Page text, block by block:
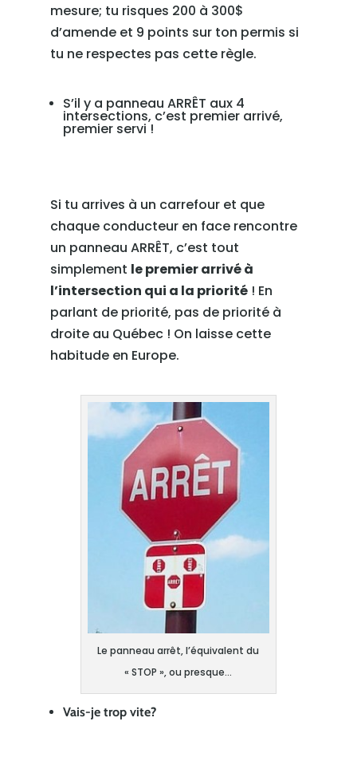
mesure; tu risques 200 à 300$
d’amende et 9 points sur ton permis si
tu ne respectes pas cette règle.
S’il y a panneau ARRÊT aux 4
intersections, c’est premier arrivé,
premier servi !
Si tu arrives à un carrefour et que
chaque conducteur en face rencontre
un panneau ARRÊT, c’est tout
simplement le premier arrivé à
l’intersection qui a la priorité! En
parlant de priorité, pas de priorité à
droite au Québec ! On laisse cette
habitude en Europe.
Le panneau arrêt, l’équivalent du
« STOP », ou presque…
Vais-je trop vite?